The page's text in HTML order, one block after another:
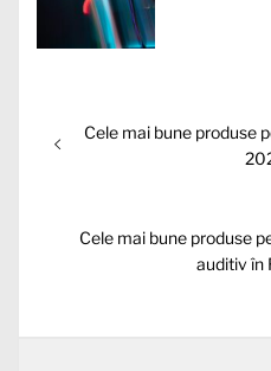
Navigare
în
Articolul
Cele mai bune produse
Articolul
Cele mai bune produse
auditiv în